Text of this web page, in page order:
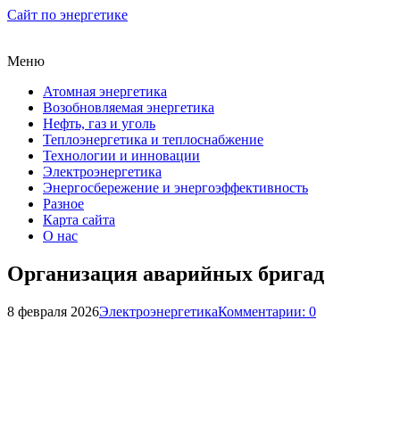
Сайт по энергетике
Меню
Атомная энергетика
Возобновляемая энергетика
Нефть, газ и уголь
Теплоэнергетика и теплоснабжение
Технологии и инновации
Электроэнергетика
Энергосбережение и энергоэффективность
Разное
Карта сайта
О нас
Организация аварийных бригад
8 февраля 2026ЭлектроэнергетикаКомментарии: 0